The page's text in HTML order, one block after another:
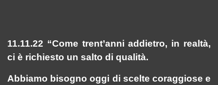
11.11.22 “Come trent’anni addietro, in realtà,
ci è richiesto un salto di qualità.
Abbiamo bisogno oggi di scelte coraggiose e